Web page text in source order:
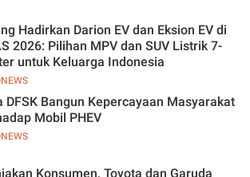
Hadirkan Darion EV dan Eksion EV di
2026: Pilihan MPV dan SUV Listrik 7-
untuk Keluarga Indonesia
DFSK Bangun Kepercayaan Masyarakat
Mobil PHEV
Konsumen, Toyota dan Garuda